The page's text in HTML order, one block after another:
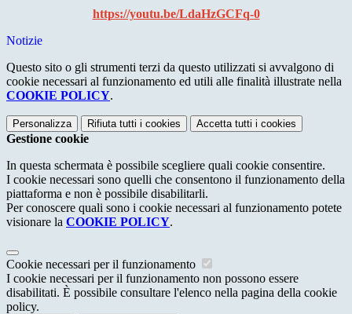
https://youtu.be/LdaHzGCFq-0
Notizie
Questo sito o gli strumenti terzi da questo utilizzati si avvalgono di
cookie necessari al funzionamento ed utili alle finalità illustrate nella
COOKIE POLICY.
Personalizza Rifiuta tutti i cookies Accetta tutti i cookies
Gestione cookie
In questa schermata è possibile scegliere quali cookie consentire.
I cookie necessari sono quelli che consentono il funzionamento della
piattaforma e non è possibile disabilitarli.
Per conoscere quali sono i cookie necessari al funzionamento potete
visionare la COOKIE POLICY.
Cookie necessari per il funzionamento
I cookie necessari per il funzionamento non possono essere
disabilitati. È possibile consultare l'elenco nella pagina della cookie
policy.